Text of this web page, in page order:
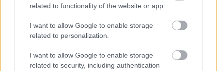
related to functionality of the website or app.
I want to allow Google to enable storage
related to personalization.
I want to allow Google to enable storage
related to security, including authentication